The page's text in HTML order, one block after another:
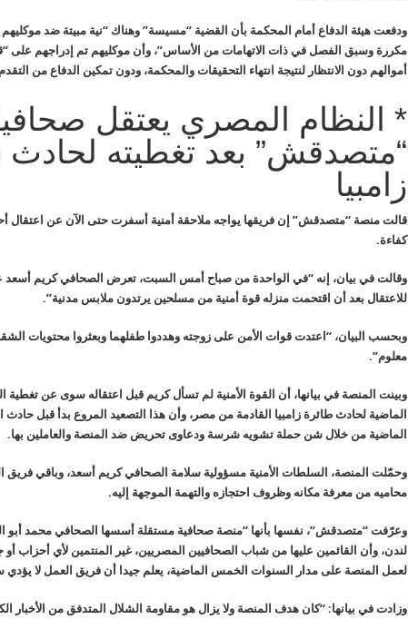
ودفعت هيئة الدفاع أمام المحكمة بأن القضية “مسيسة” وهناك “نية مبيتة ضد
مكررة وسبق الفصل في ذات الاتهامات من الأساس”، وأن موكليهم تم إدراجهم على
أموالهم دون الانتظار لنتيجة انتهاء التحقيقات والمحكمة، ودون تمكين الدفاع من
* النظام المصري يعتقل
“متصدقش” بعد تغطيته لحادث
زامبيا
قالت منصة “متصدقش” إن فريقها يواجه ملاحقة أمنية أسفرت حتى الآن عن اعتقال
كفاءة.
وقالت في بيان، إنه “في الواحدة من صباح أمس السبت، تعرض الصحافي كريم
للاعتقال بعد أن اقتحمت منزله قوة أمنية من مسلحين يرتدون ملابس مدنية”.
وبحسب البيان، “اعتدت قوات الأمن على زوجته وهددوا طفلهما وبعثروا محتويات
معلوم”.
وبينت المنصة في بيانها، أن القوة الأمنية لم تسأل كريم قبل اعتقاله سوى عن تغطية
الماضية لحادث طائرة زامبيا القادمة من مصر، وأن هذا التصعيد المروع بدأ قبل حادث
الماضية من خلال شن حملة تشويه شرسة ودعاوى تحريض ضد المنصة والعاملين بها.
وحمّلت المنصة، السلطات الأمنية مسؤولية سلامة الصحافي كريم أسعد، وباقي فريق
محاميه من معرفة مكانه وظروف احتجازه والتهمة الموجهة إليه.
لندن، وأن القائمين عليها من شباب الصحافيين المصريين، غير المنتمين لأي أحزاب
لعمل المنصة على مدار السنوات الخمس الماضية، يعلم جيدا أن فريق العمل لا يؤدي
وزادت في بيانها: “كان هدف المنصة ولا يزال هو مقاومة الشلال المتدفق من الأخبار